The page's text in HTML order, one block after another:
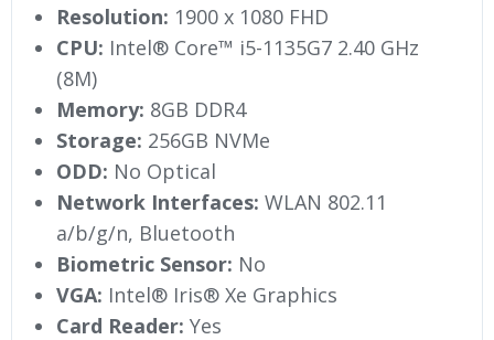
Resolution: 1900 x 1080 FHD
CPU: Intel® Core™ i5-1135G7 2.40 GHz
(8M)
Memory: 8GB DDR4
Storage: 256GB NVMe
ODD: No Optical
Network Interfaces: WLAN 802.11
a/b/g/n, Bluetooth
Biometric Sensor: No
VGA: Intel® Iris® Xe Graphics
Card Reader: Yes